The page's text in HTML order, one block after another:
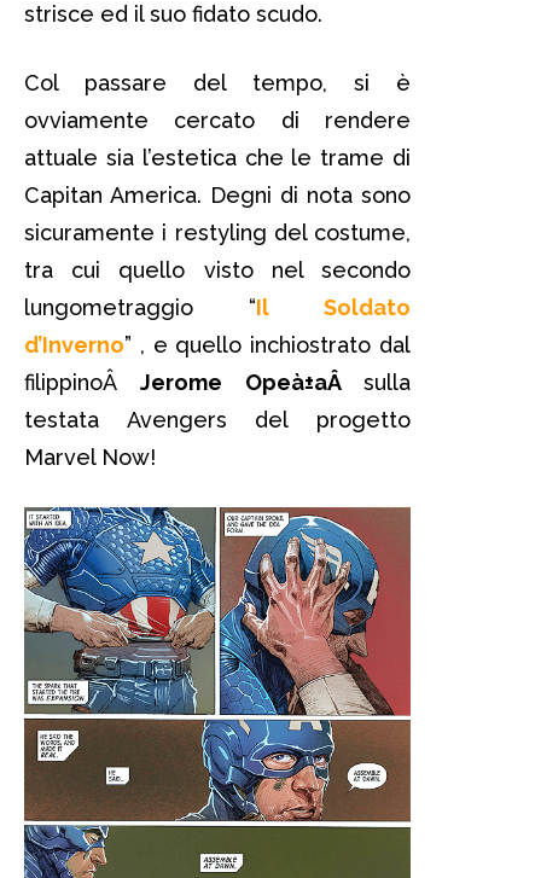
strisce ed il suo fidato scudo.
Col passare del tempo, si è
ovviamente cercato di rendere
attuale sia l’estetica che le trame di
Capitan America. Degni di nota sono
sicuramente i restyling del costume,
tra cui quello visto nel secondo
lungometraggio “Il Soldato
d’Inverno” , e quello inchiostrato dal
filippinoÂJerome Opeà±aÂsulla
testata Avengers del progetto
Marvel Now!